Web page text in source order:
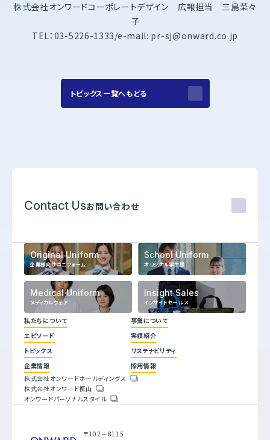
株式会社オンワードコーポレートデザイン 広報担当 三島菜々
子
TEL：03-5226-1333/e-mail: pr-sj@onward.co.jp
トピックス一覧へもどる
Contact Usお問い合わせ
Original Uniform
企業様向けユニフォーム
School Uniform
オリジナル学生服
Medical Uniform
メディカルウェア
Insight Sales
インサイトセールス
〒102－8115
私たちについて
代表メッセージ
企業理念
ヒストリー
事業について
エピソード
実績紹介
トピックス
サステナビリティ
トップコミットメント
具体的な取り組みと目標
企業情報
会社概要
人権方針
調達指針
採用情報
株式会社オンワードホールディングス
株式会社オンワード樫山
オンワードパーソナルスタイル